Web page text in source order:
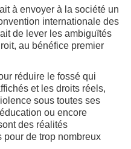
à envoyer à la société un
internationale des
de lever les ambiguïtés
au bénéfice premier
réduire le fossé qui
et les droits réels,
sous toutes ses
ou encore
des réalités
de trop nombreux